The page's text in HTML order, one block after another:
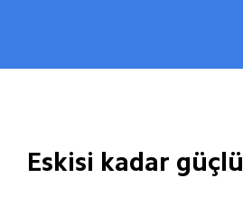
Eskisi kadar güçlü